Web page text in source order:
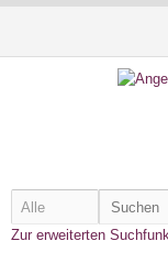
Zur erweiterten